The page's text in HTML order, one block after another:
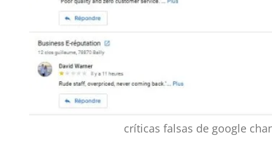
críticas falsas de google